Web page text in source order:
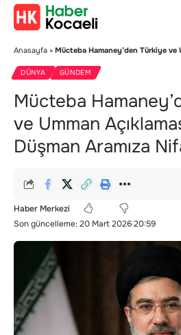
Anasayfa » Mücteba Hamaney’den Türkiye ve Umman
DÜNYA GÜNDEM
Mücteba
ve Umman
Düşman Aramıza
Son güncelleme: 20 Mart 2026 20:59
Haber Merkezi